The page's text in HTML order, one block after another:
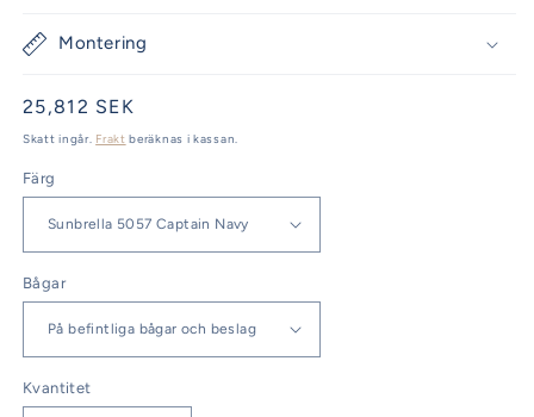
Montering
Ordinarie
pris
25,812 SEK
Skatt ingår. Frakt beräknas i kassan.
Färg
Bågar
Kvantitet